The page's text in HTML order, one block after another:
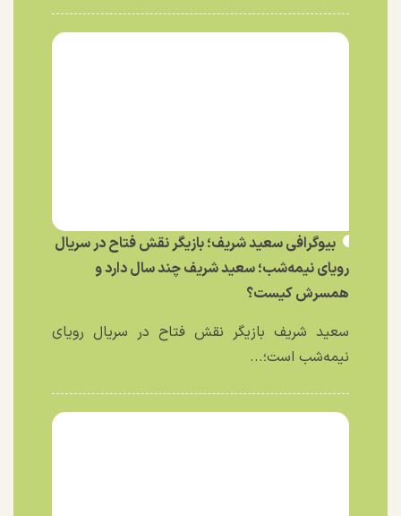
بیوگرافی سعید شریف؛ بازیگر نقش فتاح در سریال
رویای نیمه‌شب؛ سعید شریف چند سال دارد و
همسرش کیست؟
سعید شریف بازیگر نقش فتاح در سریال رویای
نیمه‌شب است؛...